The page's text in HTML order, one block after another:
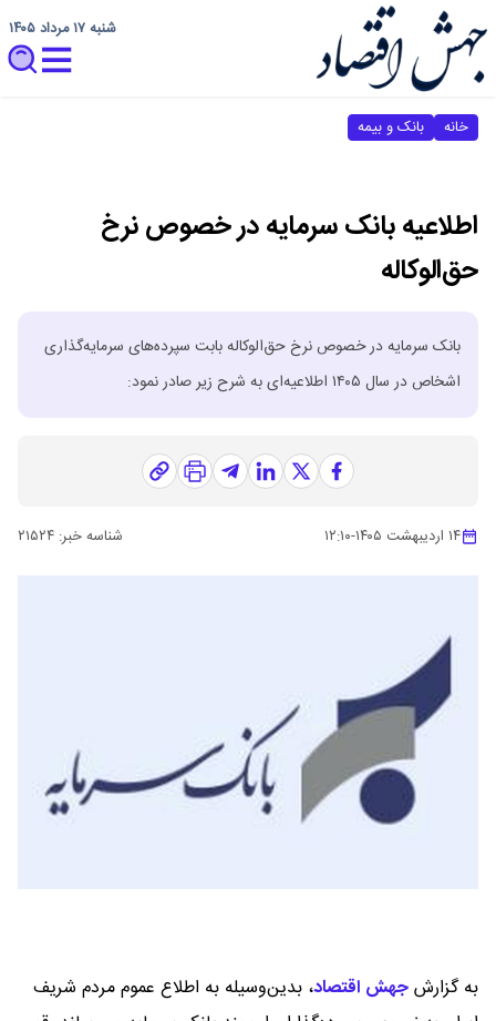
شنبه ۱۷ مرداد ۱۴۰۵
خانه بانک و بیمه
اطلاعیه بانک سرمایه در خصوص نرخ
حق‌الوکاله
بانک سرمایه در خصوص نرخ حق‌الوکاله بابت سپرده‌های سرمایه‌گذاری
اشخاص در سال ۱۴۰۵ اطلاعیه‌ای به شرح زیر صادر نمود:
۱۴ اردیبهشت ۱۴۰۵ -۱۲:۱۰ شناسه خبر: ۲۱۵۲۴
به گزارشجهش اقتصاد، بدین‌وسیله به اطلاع عموم مردم شریف